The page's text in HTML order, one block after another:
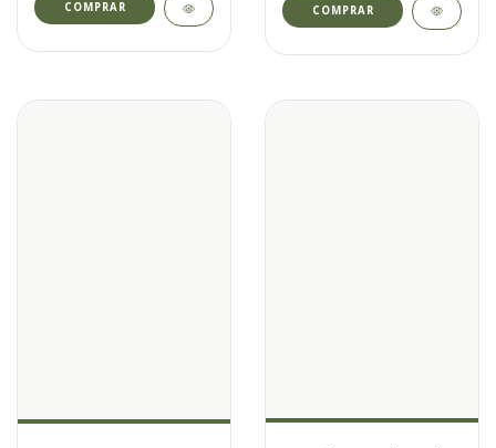
COMPRAR COMPRAR